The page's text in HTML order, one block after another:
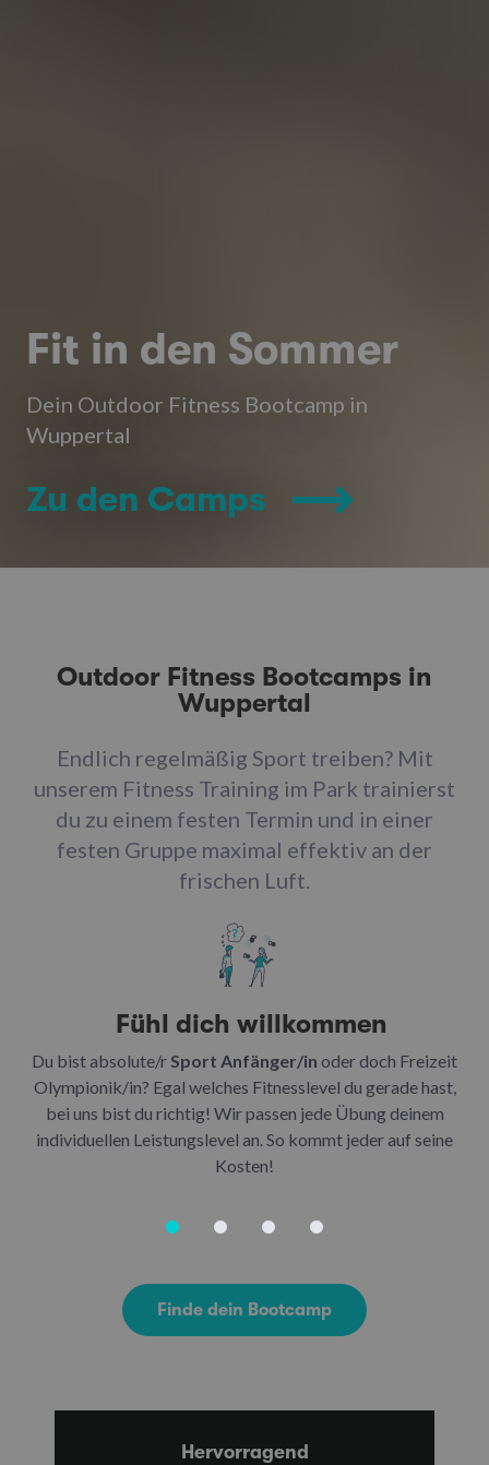
Fit in den Sommer
Dein Outdoor Fitness Bootcamp in
Wuppertal
Zu den Camps
Outdoor Fitness Bootcamps in
Wuppertal
Endlich regelmäßig Sport treiben? Mit
unserem Fitness Training im Park trainierst
du zu einem festen Termin und in einer
festen Gruppe maximal effektiv an der
frischen Luft.
Fühl dich willkommen
Du bist absolute/r Sport Anfänger/in oder doch Freizeit
Olympionik/in? Egal welches Fitnesslevel du gerade hast,
bei uns bist du richtig! Wir passen jede Übung deinem
individuellen Leistungslevel an. So kommt jeder auf seine
Kosten!
Finde dein Bootcamp
Hervorragend